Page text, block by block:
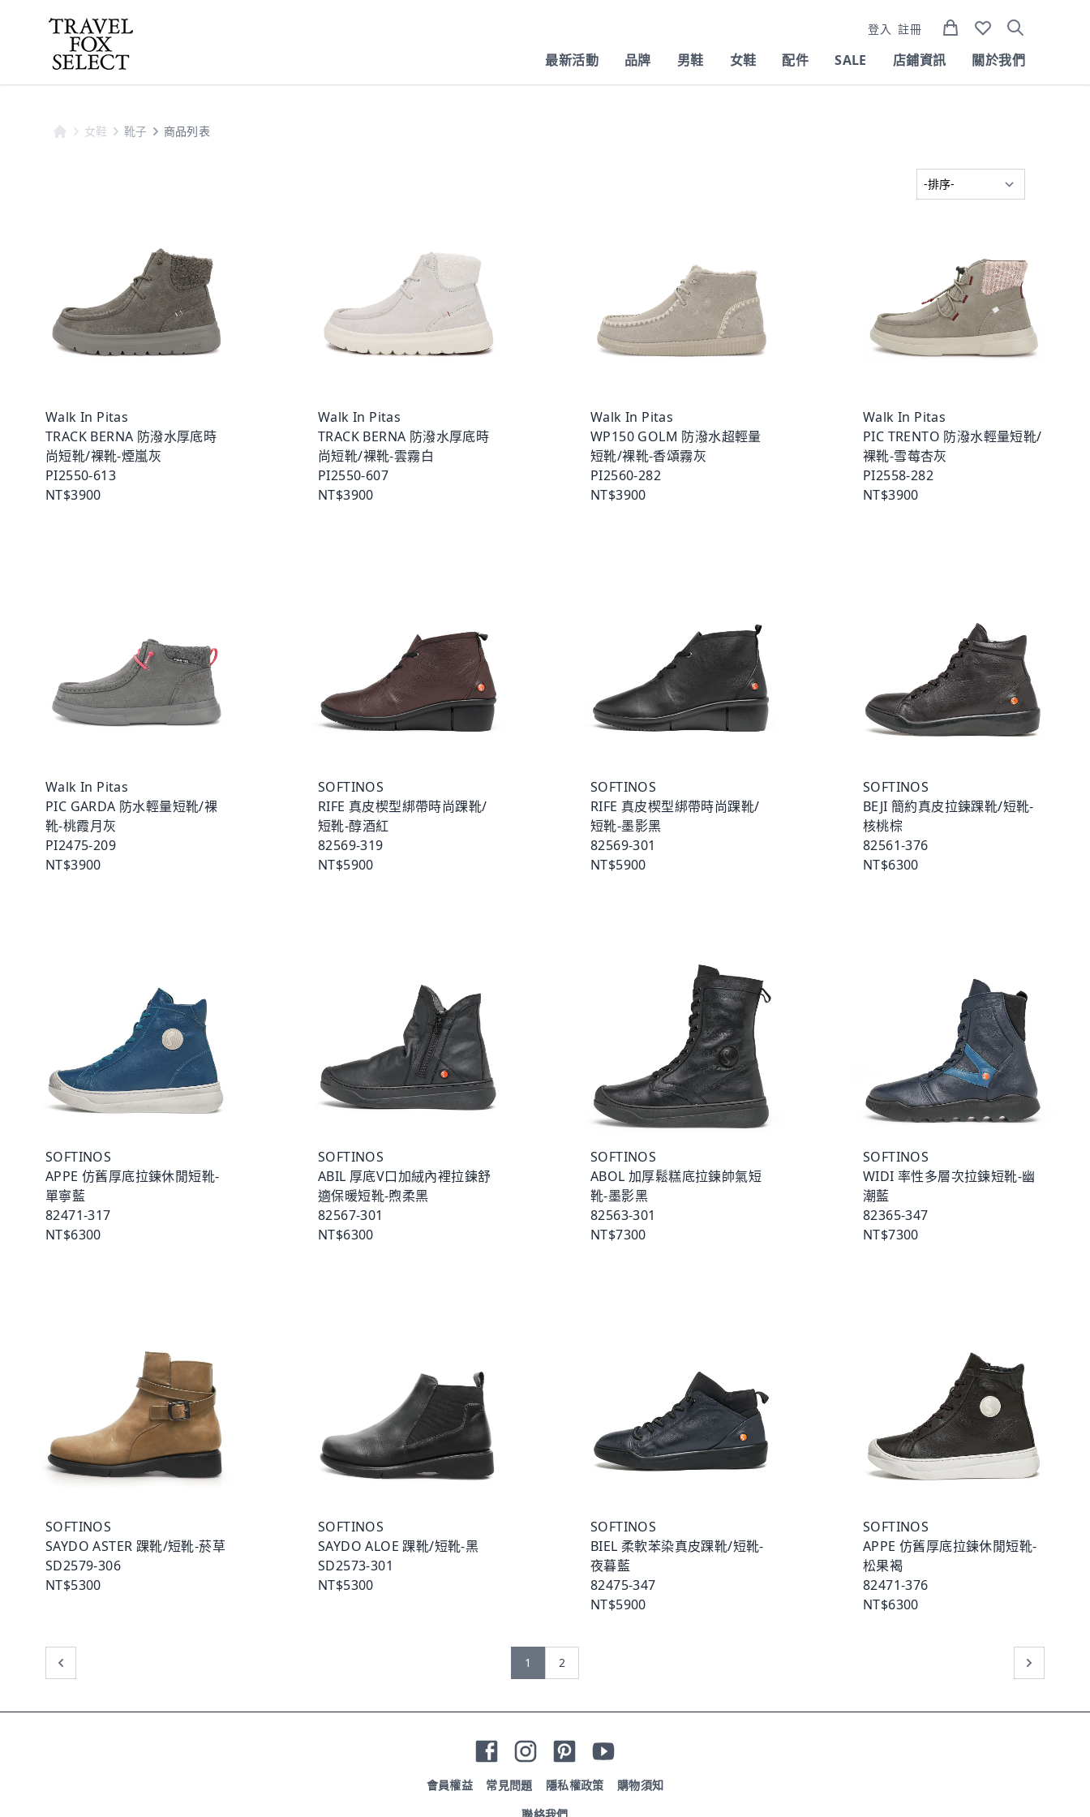
登入 註冊
最新活動 品牌 男鞋 女鞋 配件 SALE 店鋪資訊 關於我們
女鞋 靴子 商品列表
Walk In Pitas
TRACK BERNA 防潑水厚底時
尚短靴/裸靴-煙嵐灰
PI2550-613
NT$3900
Walk In Pitas
TRACK BERNA 防潑水厚底時
尚短靴/裸靴-雲霧白
PI2550-607
NT$3900
Walk In Pitas
WP150 GOLM 防潑水超輕量
短靴/裸靴-香頌霧灰
PI2560-282
NT$3900
Walk In Pitas
PIC TRENTO 防潑水輕量短靴/
裸靴-雪莓杏灰
PI2558-282
NT$3900
Walk In Pitas
PIC GARDA 防水輕量短靴/裸
靴-桃霞月灰
PI2475-209
NT$3900
SOFTINOS
RIFE 真皮楔型綁帶時尚踝靴/
短靴-醇酒紅
82569-319
NT$5900
SOFTINOS
RIFE 真皮楔型綁帶時尚踝靴/
短靴-墨影黑
82569-301
NT$5900
SOFTINOS
BEJI 簡約真皮拉鍊踝靴/短靴-
核桃棕
82561-376
NT$6300
SOFTINOS
APPE 仿舊厚底拉鍊休閒短靴-
單寧藍
82471-317
NT$6300
SOFTINOS
ABIL 厚底V口加絨內裡拉鍊舒
適保暖短靴-煦柔黑
82567-301
NT$6300
SOFTINOS
ABOL 加厚鬆糕底拉鍊帥氣短
靴-墨影黑
82563-301
NT$7300
SOFTINOS
WIDI 率性多層次拉鍊短靴-幽
潮藍
82365-347
NT$7300
SOFTINOS
SAYDO ASTER 踝靴/短靴-菸草
SD2579-306
NT$5300
SOFTINOS
SAYDO ALOE 踝靴/短靴-黑
SD2573-301
NT$5300
SOFTINOS
BIEL 柔軟苯染真皮踝靴/短靴-
夜暮藍
82475-347
NT$5900
SOFTINOS
APPE 仿舊厚底拉鍊休閒短靴-
松果褐
82471-376
NT$6300
1 2
會員權益 常見問題 隱私權政策
購物須知